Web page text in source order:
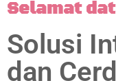
Selamat
Solusi
dan